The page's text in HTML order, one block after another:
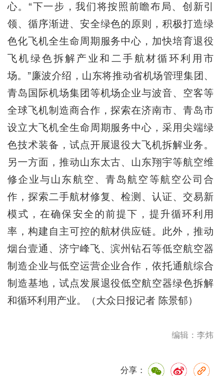
心。“下一步，我们将按照前瞻布局、创新引
领、循序渐进、安全绿色的原则，积极打造绿
色化飞机全生命周期服务中心，加快培育退役
飞机绿色拆解产业和二手航材循环利用市
场。”廉波介绍，山东将推动省机场管理集团、
青岛国际机场集团等机场企业与波音、空客等
全球飞机制造商合作，探索在济南市、青岛市
设立大飞机全生命周期服务中心，采用尖端绿
色技术装备，试点开展退役大飞机拆解业务。
另一方面，推动山东太古、山东翔宇等航空维
修企业与山东航空、青岛航空等航空公司合
作，探索二手航材修复、检测、认证、交易新
模式，在确保安全的前提下，提升循环利用
率，构建自主可控的航材供应链。此外，推动
烟台壹通、济宁峰飞、滨州钻石等低空航空器
制造企业与低空运营企业合作，依托通航综合
制造基地，试点发展退役低空航空器绿色拆解
和循环利用产业。（大众日报记者 陈景郁）
编辑：李炜
分享：